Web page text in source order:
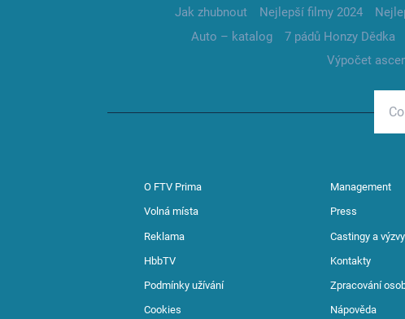
Jak zhubnout Nejlepší filmy 2024
Auto – katalog
7 pádů Honzy Dědka
Výpočet
O FTV Prima Management
Volná místa Press
Reklama Castingy a výzvy
HbbTV Kontakty
Podmínky užívání Zpracování
Cookies Nápověda